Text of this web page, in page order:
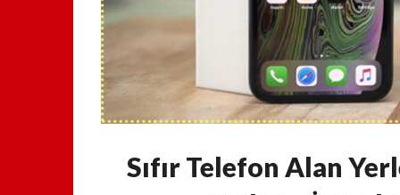
Sıfır Telefon Alan